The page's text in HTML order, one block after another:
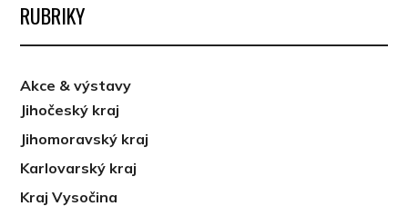
RUBRIKY
Akce & výstavy
Jihočeský kraj
Jihomoravský kraj
Karlovarský kraj
Kraj Vysočina